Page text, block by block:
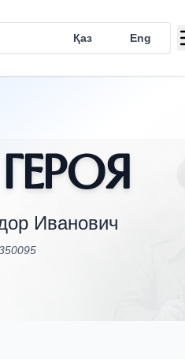
Қаз Eng
Иванович